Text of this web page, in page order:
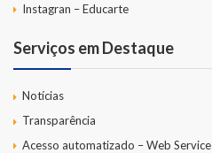
Instagran – Educarte
Serviços em Destaque
Notícias
Transparência
Acesso automatizado – Web Service